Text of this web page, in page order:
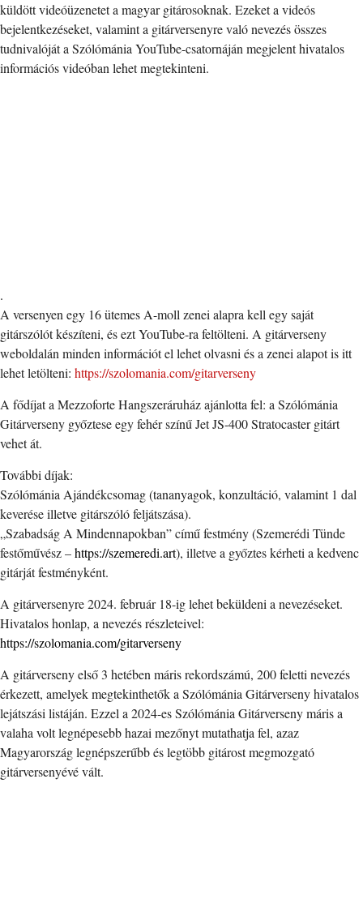
küldött videóüzenetet a magyar gitárosoknak. Ezeket a videós
bejelentkezéseket, valamint a gitárversenyre való nevezés összes
tudnivalóját a Szólómánia YouTube-csatornáján megjelent hivatalos
információs videóban lehet megtekinteni.
.
A versenyen egy 16 ütemes A-moll zenei alapra kell egy saját
gitárszólót készíteni, és ezt YouTube-ra feltölteni. A gitárverseny
weboldalán minden információt el lehet olvasni és a zenei alapot is itt
lehet letölteni: https://szolomania.com/gitarverseny
A fődíjat a Mezzoforte Hangszeráruház ajánlotta fel: a Szólómánia
Gitárverseny győztese egy fehér színű Jet JS-400 Stratocaster gitárt
vehet át.
További díjak:
Szólómánia Ajándékcsomag (tananyagok, konzultáció, valamint 1 dal
keverése illetve gitárszóló feljátszása).
„Szabadság A Mindennapokban” című festmény (Szemerédi Tünde
festőművész –https://szemeredi.art), illetve a győztes kérheti a kedvenc
gitárját festményként.
A gitárversenyre 2024. február 18-ig lehet beküldeni a nevezéseket.
Hivatalos honlap, a nevezés részleteivel:
https://szolomania.com/gitarverseny
A gitárverseny első 3 hetében máris rekordszámú, 200 feletti nevezés
érkezett, amelyek megtekinthetők a Szólómánia Gitárverseny hivatalos
lejátszási listáján. Ezzel a 2024-es Szólómánia Gitárverseny máris a
valaha volt legnépesebb hazai mezőnyt mutathatja fel, azaz
Magyarország legnépszerűbb és legtöbb gitárost megmozgató
gitárversenyévé vált.